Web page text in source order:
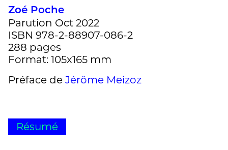
Zoé Poche
Parution Oct 2022
ISBN 978-2-88907-086-2
288 pages
Format: 105x165 mm
Préface de Jérôme Meizoz
Résumé